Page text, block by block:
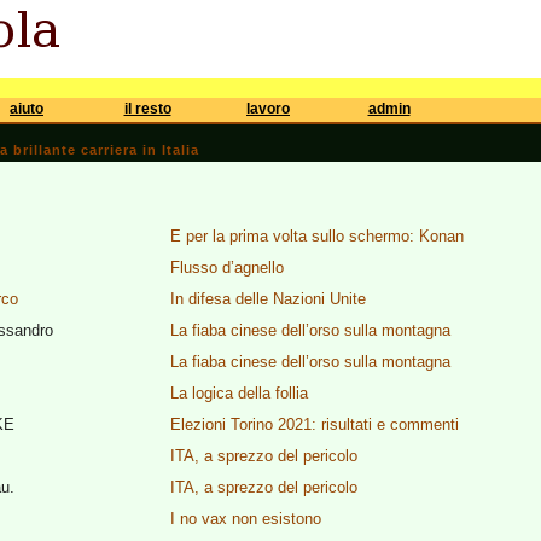
aiuto il resto lavoro admin
brillante carriera in Italia
E per la prima volta sullo schermo: Konan
Flusso d’agnello
In difesa delle Nazioni Unite
La fiaba cinese dell’orso sulla montagna
La fiaba cinese dell’orso sulla montagna
La logica della follia
Elezioni Torino 2021: risultati e commenti
ITA, a sprezzo del pericolo
ITA, a sprezzo del pericolo
I no vax non esistono